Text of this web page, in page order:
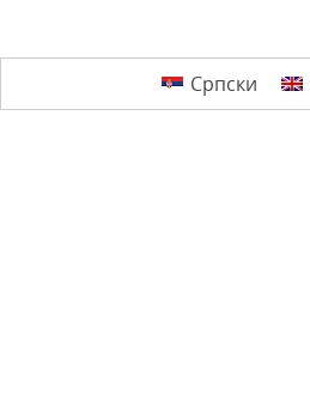
Српски